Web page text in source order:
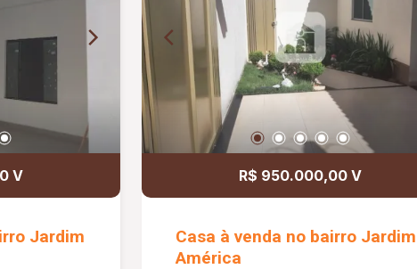
V
Jardim
R$ 950.000,00 V
Casa à venda no bairro Jardim
América